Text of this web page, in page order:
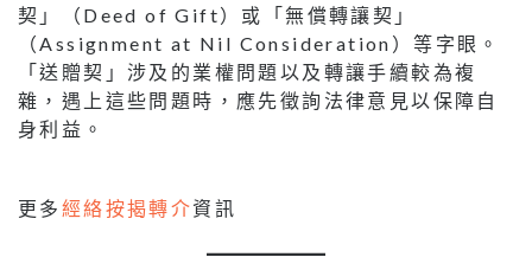
契」（Deed of Gift）或「無償轉讓契」
（Assignment at Nil Consideration）等字眼。
「送贈契」涉及的業權問題以及轉讓手續較為複
雜，遇上這些問題時，應先徵詢法律意見以保障自
身利益。
更多 經絡按揭轉介資訊